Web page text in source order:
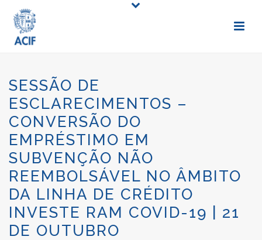
SESSÃO DE
ESCLARECIMENTOS –
CONVERSÃO DO
EMPRÉSTIMO EM
SUBVENÇÃO NÃO
REEMBOLSÁVEL NO ÂMBITO
DA LINHA DE CRÉDITO
INVESTE RAM COVID-19 | 21
DE OUTUBRO